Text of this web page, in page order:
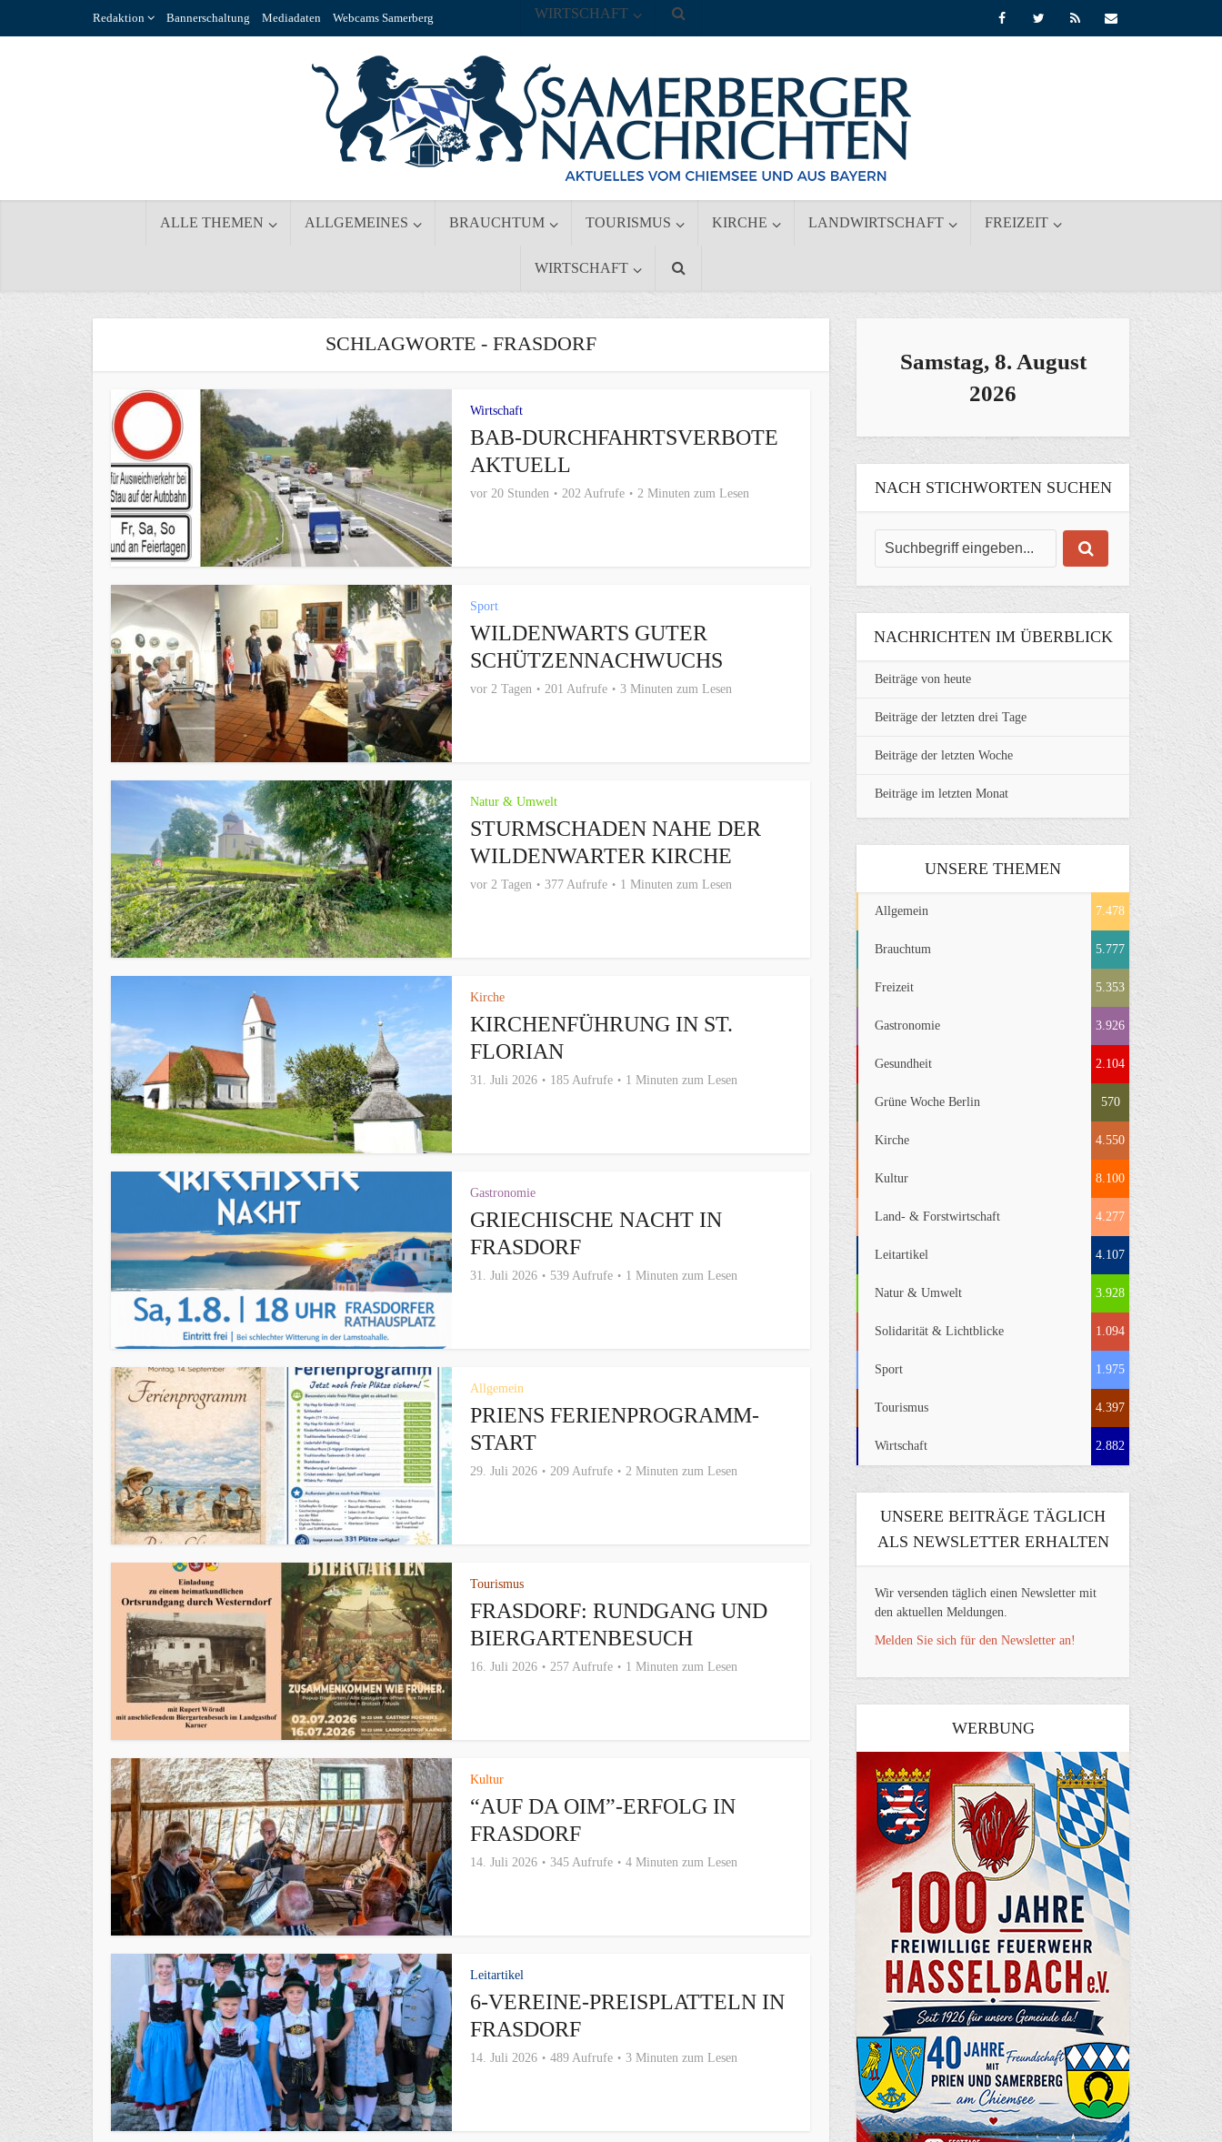
Redaktion Bannerschaltung Mediadaten Webcams Samerberg
ALLE THEMEN ALLGEMEINES BRAUCHTUM TOURISMUS KIRCHE LANDWIRTSCHAFT FREIZEIT
WIRTSCHAFT
WIRTSCHAFT
SCHLAGWORTE - FRASDORF
Wirtschaft
BAB-DURCHFAHRTSVERBOTE
AKTUELL
vor 20 Stunden 202 Aufrufe 2 Minuten zum Lesen
Sport
WILDENWARTS GUTER
SCHÜTZENNACHWUCHS
vor 2 Tagen 201 Aufrufe 3 Minuten zum Lesen
Natur & Umwelt
STURMSCHADEN NAHE DER
WILDENWARTER KIRCHE
vor 2 Tagen 377 Aufrufe 1 Minuten zum Lesen
Kirche
KIRCHENFÜHRUNG IN ST.
FLORIAN
31. Juli 2026 185 Aufrufe 1 Minuten zum Lesen
Gastronomie
GRIECHISCHE NACHT IN
FRASDORF
31. Juli 2026 539 Aufrufe 1 Minuten zum Lesen
Allgemein
PRIENS FERIENPROGRAMM-
START
29. Juli 2026 209 Aufrufe 2 Minuten zum Lesen
Tourismus
FRASDORF: RUNDGANG UND
BIERGARTENBESUCH
16. Juli 2026 257 Aufrufe 1 Minuten zum Lesen
Kultur
“AUF DA OIM”-ERFOLG IN
FRASDORF
14. Juli 2026 345 Aufrufe 4 Minuten zum Lesen
Leitartikel
6-VEREINE-PREISPLATTELN IN
FRASDORF
14. Juli 2026 489 Aufrufe 3 Minuten zum Lesen
Samstag, 8. August
2026
NACH STICHWORTEN SUCHEN
NACHRICHTEN IM ÜBERBLICK
Beiträge von heute
Beiträge der letzten drei Tage
Beiträge der letzten Woche
Beiträge im letzten Monat
UNSERE THEMEN
Allgemein 7.478
Brauchtum 5.777
Freizeit 5.353
Gastronomie 3.926
Gesundheit 2.104
Grüne Woche Berlin 570
Kirche 4.550
Kultur 8.100
Land- & Forstwirtschaft 4.277
Leitartikel 4.107
Natur & Umwelt 3.928
Solidarität & Lichtblicke 1.094
Sport 1.975
Tourismus 4.397
Wirtschaft 2.882
UNSERE BEITRÄGE TÄGLICH
ALS NEWSLETTER ERHALTEN
Wir versenden täglich einen Newsletter mit
den aktuellen Meldungen.
Melden Sie sich für den Newsletter an!
WERBUNG